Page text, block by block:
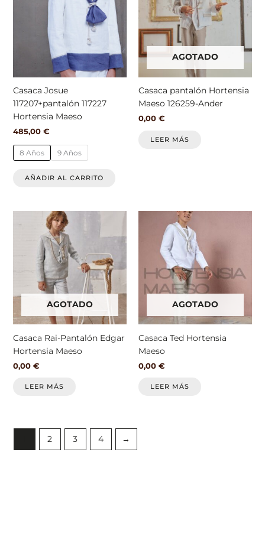
Casaca Josue
117207+pantalón 117227
Hortensia Maeso
485,00 €
8 Años 9 Años
AÑADIR AL CARRITO
múltiples
variantes.
Las
opciones
se
pueden
página
AGOTADO
Casaca pantalón Hortensia
Maeso 126259-Ander
0,00 €
LEER MÁS
AGOTADO
Casaca Rai-Pantalón Edgar
Hortensia Maeso
0,00 €
LEER MÁS
AGOTADO
Casaca Ted Hortensia
Maeso
0,00 €
LEER MÁS
2 3 4 →